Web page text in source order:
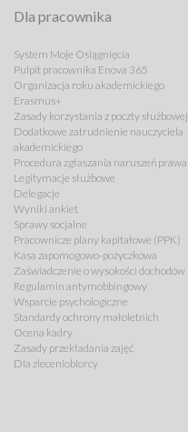
Dla pracownika
System Moje Osiągnięcia
Pulpit pracownika Enova 365
Organizacja roku akademickiego
Erasmus+
Zasady korzystania z poczty służbowej
Dodatkowe zatrudnienie nauczyciela
akademickiego
Procedura zgłaszania naruszeń prawa
Legitymacje służbowe
Delegacje
Wyniki ankiet
Sprawy socjalne
Pracownicze plany kapitałowe (PPK)
Kasa zapomogowo-pożyczkowa
Zaświadczenie o wysokości dochodów
Regulamin antymobbingowy
Wsparcie psychologiczne
Standardy ochrony małoletnich
Ocena kadry
Zasady przekładania zajęć
Dla zleceniobiorcy